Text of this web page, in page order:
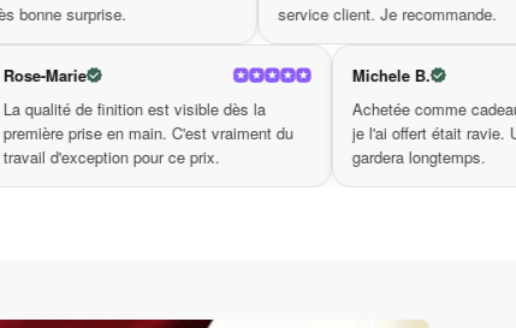
vibrantes et ses motifs estivaux.
soyez sur la plage ou en balade.
sans compromis sur le style.
rester organisée même en vacances.
estival !
service client. Je recommande.
bonne
La qualité de finition est visible dès la
première prise en main. C'est vraiment du
travail d'exception pour ce prix.
je